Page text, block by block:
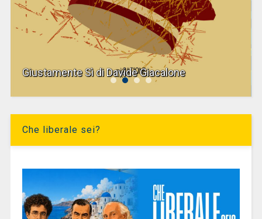
Giustamente Sì di Davide Giacalone
Che liberale sei?